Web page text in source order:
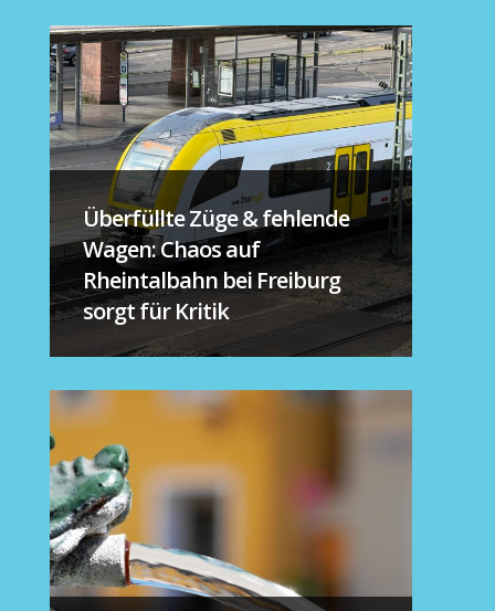
Überfüllte Züge & fehlende
Wagen: Chaos auf
Rheintalbahn bei Freiburg
sorgt für Kritik